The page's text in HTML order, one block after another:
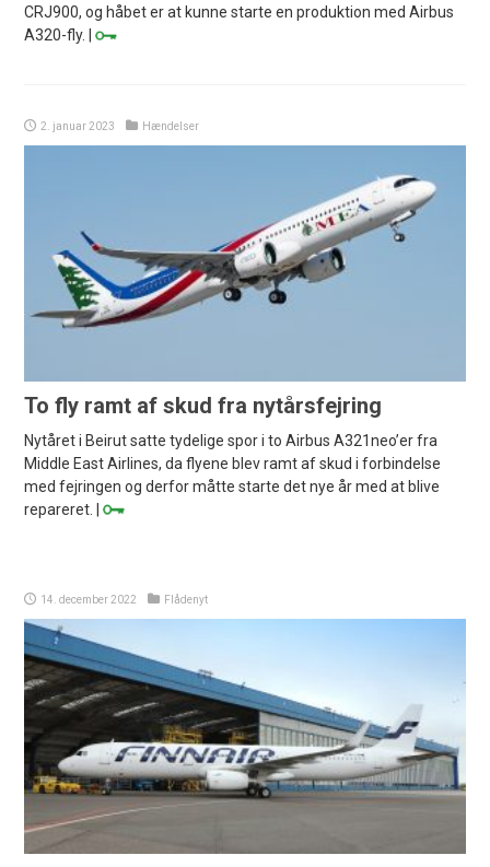
CRJ900, og håbet er at kunne starte en produktion med Airbus
A320-fly. |
2. januar 2023 Hændelser
To fly ramt af skud fra nytårsfejring
Nytåret i Beirut satte tydelige spor i to Airbus A321neo’er fra
Middle East Airlines, da flyene blev ramt af skud i forbindelse
med fejringen og derfor måtte starte det nye år med at blive
repareret. |
14. december 2022 Flådenyt